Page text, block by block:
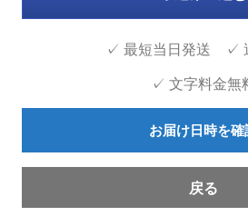
✓ 最短当日発送 ✓
✓ 文字料金無
お届け日時を確
戻る